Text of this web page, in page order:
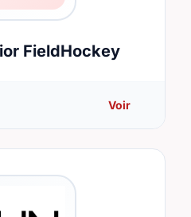
FieldHockey
Voir